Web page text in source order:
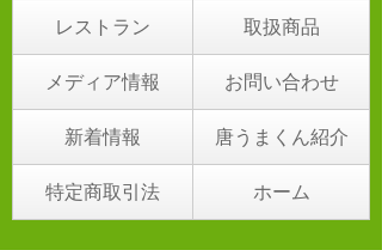
レストラン 取扱商品
メディア情報 お問い合わせ
新着情報 唐うまくん紹介
特定商取引法 ホーム